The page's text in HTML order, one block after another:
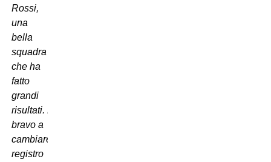
Rossi,
una
bella
squadra
che ha
fatto
grandi
risultati. È
bravo a
cambiare
registro